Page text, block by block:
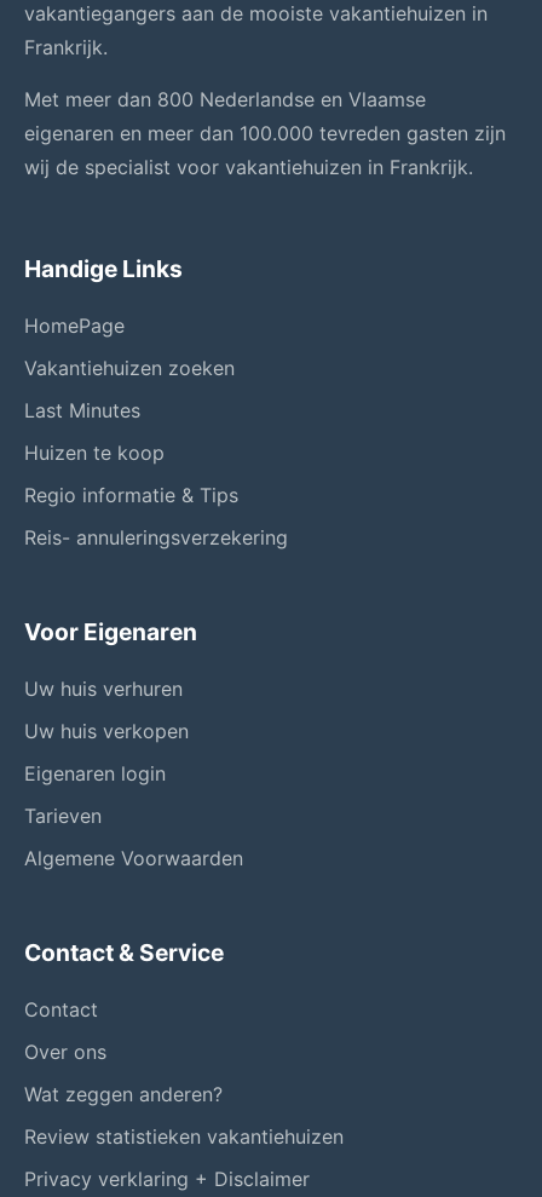
vakantiegangers aan de mooiste vakantiehuizen in
Frankrijk.
Met meer dan 800 Nederlandse en Vlaamse
eigenaren en meer dan 100.000 tevreden gasten zijn
wij de specialist voor vakantiehuizen in Frankrijk.
Handige Links
HomePage
Vakantiehuizen zoeken
Last Minutes
Huizen te koop
Regio informatie & Tips
Reis- annuleringsverzekering
Voor Eigenaren
Uw huis verhuren
Uw huis verkopen
Eigenaren login
Tarieven
Algemene Voorwaarden
Contact & Service
Contact
Over ons
Wat zeggen anderen?
Review statistieken vakantiehuizen
Privacy verklaring + Disclaimer